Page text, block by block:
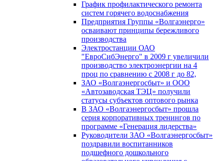
График профилактического ремонта
систем горячего водоснабжения
Предприятия Группы «Волгаэнерго»
осваивают принципы бережливого
производства
Электростанции ОАО
"ЕвроСибЭнерго" в 2009 г увеличили
производство электроэнергии на 4
проц по сравнению с 2008 г до 82,
ЗАО «Волгаэнергосбыт» и ООО
«Автозаводская ТЭЦ» получили
статусы субъектов оптового рынка
В ЗАО «Волгаэнергосбыт» прошла
серия корпоративных тренингов по
программе «Генерация лидерства»
Руководители ЗАО «Волгаэнергосбыт»
поздравили воспитанников
подшефного дошкольного